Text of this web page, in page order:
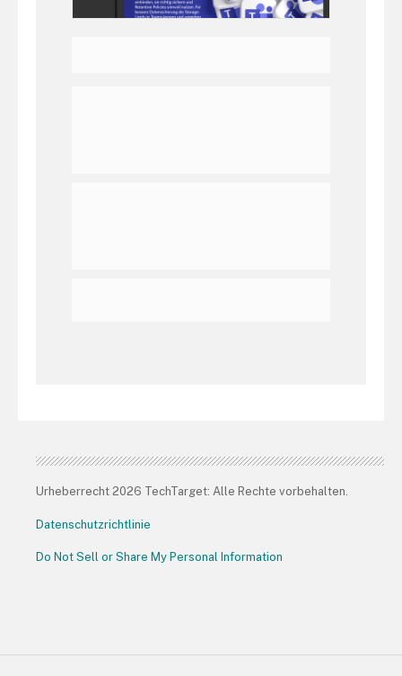
Urheberrecht 2026 TechTarget: Alle Rechte vorbehalten.
Datenschutzrichtlinie
Do Not Sell or Share My Personal Information